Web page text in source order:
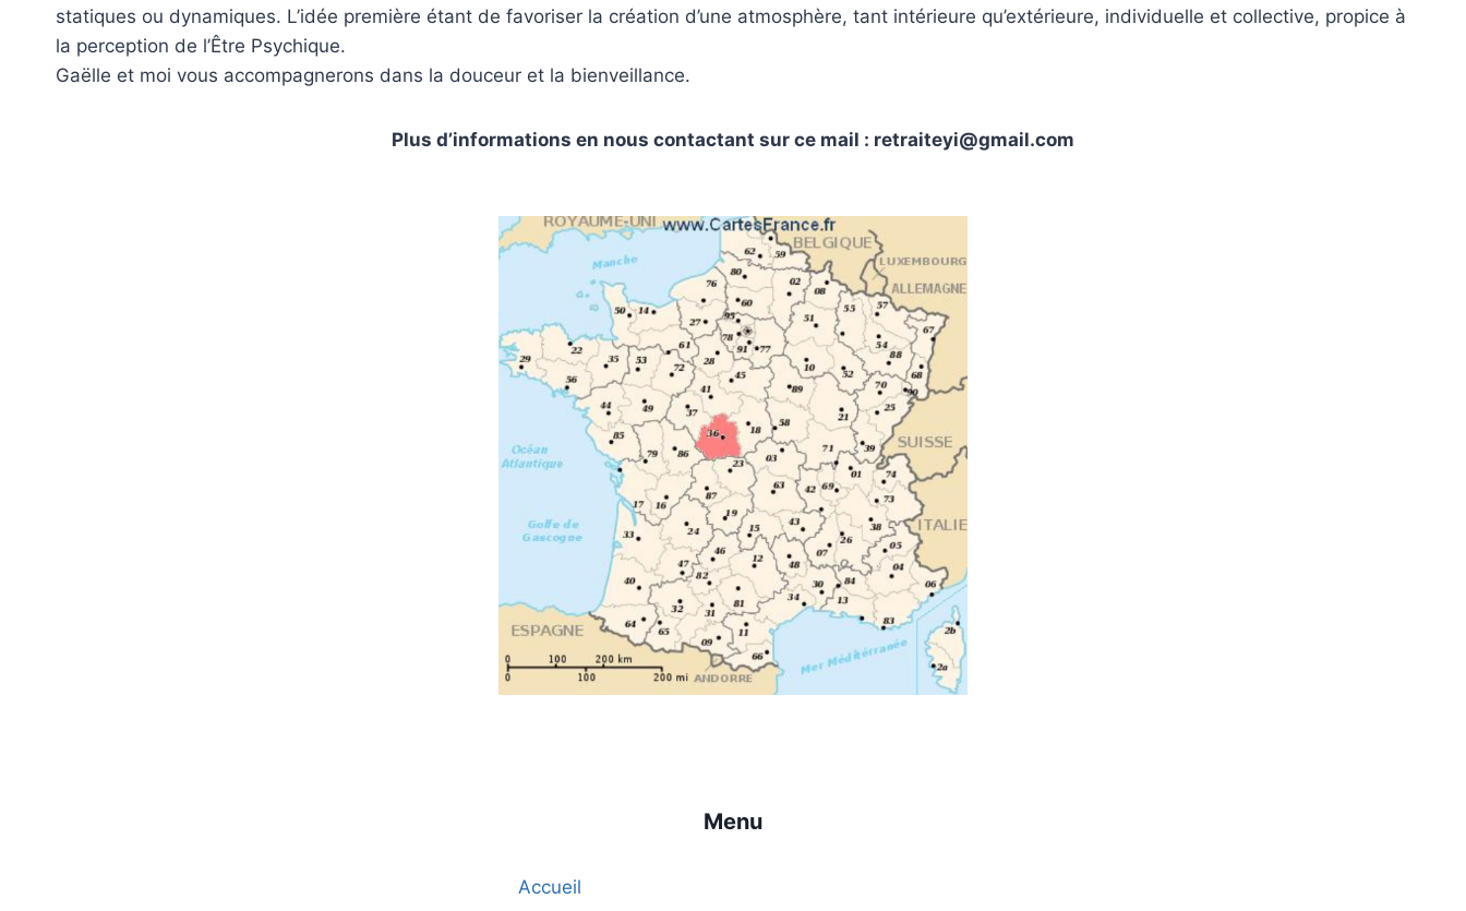
statiques ou dynamiques. L’idée première étant de favoriser la création d’une atmosphère, tant intérieure qu’extérieure, individuelle et collective, propice à
la perception de l’Être Psychique.
Gaëlle et moi vous accompagnerons dans la douceur et la bienveillance.
Plus d’informations en nous contactant sur ce mail : retraiteyi@gmail.com
Menu
Accueil